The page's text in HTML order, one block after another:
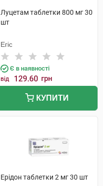
Луцетам таблетки 800 мг 30
шт
Егіс
Є в наявності
від 129.60 грн
КУПИТИ
Ерідон таблетки 2 мг 30 шт